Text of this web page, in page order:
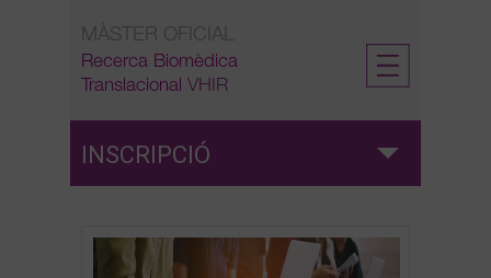
content
MÀSTER OFICIAL
Recerca Biomèdica
Translacional VHIR
INSCRIPCIÓ